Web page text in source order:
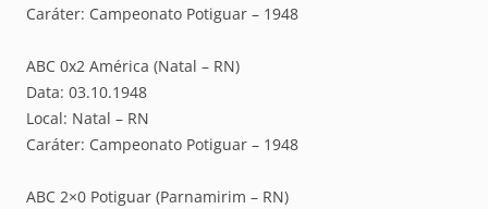
Caráter: Campeonato Potiguar – 1948
ABC 0x2 América (Natal – RN)
Data: 03.10.1948
Local: Natal – RN
Caráter: Campeonato Potiguar – 1948
ABC 2×0 Potiguar (Parnamirim – RN)